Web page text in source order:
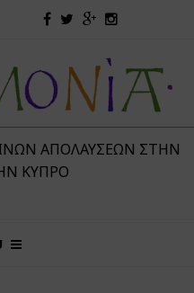
ΑΠΟΛΑΎΣΕΩΝ ΣΤΗΝ
ΚΎΠΡΟ